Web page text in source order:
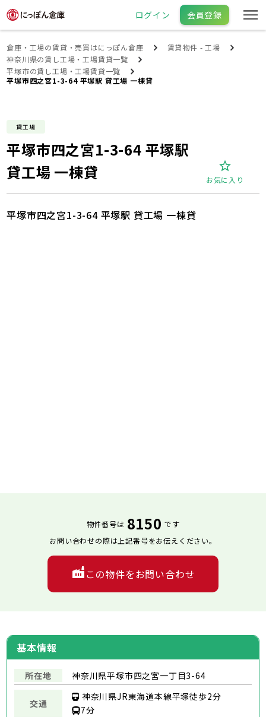
ログイン 会員登録
倉庫・工場の賃貸・売買はにっぽん倉庫
賃貸物件 - 工場
神奈川県の賃し工場・工場賃貸一覧
平塚市の賃し工場・工場賃貸一覧
平塚市四之宮1-3-64 平塚駅 貸工場 一棟貸
貸工場
平塚市四之宮1-3-64 平塚駅
貸工場 一棟貸
お気に入り
基本情報
所在地 神奈川県平塚市四之宮一丁目3-64
交通
神奈川県JR東海道本線平塚徒歩2分
7分
平塚市四之宮1-3-64 平塚駅 貸工場 一棟貸
物件番号は 8150 です
お問い合わせの際は上記番号をお伝えください。
この物件をお問い合わせ